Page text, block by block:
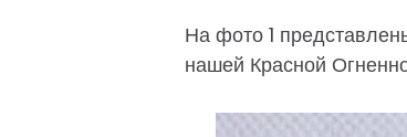
На фото 1
нашей Красной